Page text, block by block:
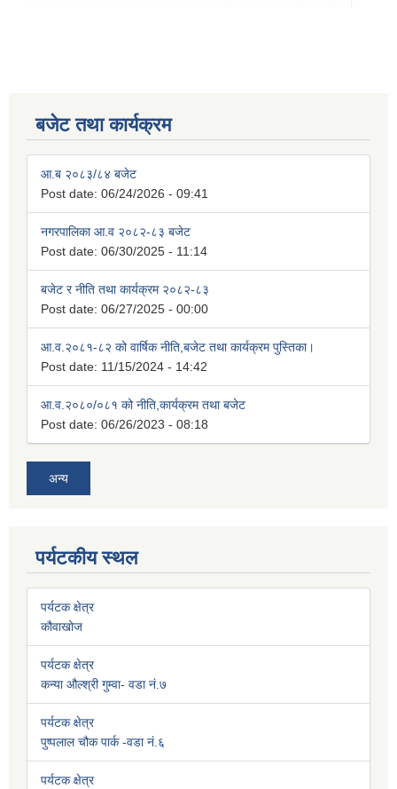
बजेट तथा कार्यक्रम
आ.ब २०८३/८४ बजेट
Post date: 06/24/2026 - 09:41
नगरपालिका आ.व २०८२-८३ बजेट
Post date: 06/30/2025 - 11:14
बजेट र नीति तथा कार्यक्रम २०८२-८३
Post date: 06/27/2025 - 00:00
आ.व.२०८१-८२ को वार्षिक नीति,बजेट तथा कार्यक्रम पुस्तिका।
Post date: 11/15/2024 - 14:42
आ.व.२०८०/०८१ को नीति,कार्यक्रम तथा बजेट
Post date: 06/26/2023 - 08:18
अन्य
पर्यटकीय स्थल
पर्यटक क्षेत्र
कौवाखोज
पर्यटक क्षेत्र
कन्या औल्श्री गुम्वा- वडा नं.७
पर्यटक क्षेत्र
पुष्पलाल चौक पार्क -वडा नं.६
पर्यटक क्षेत्र